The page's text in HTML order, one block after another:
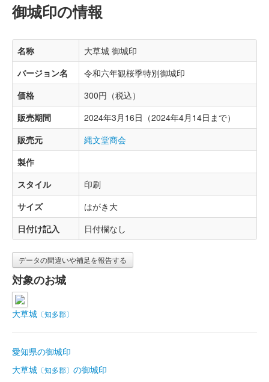
御城印の情報
名称
大草城 御城印
バージョン名
令和六年観桜季特別御城印
価格
300円（税込）
販売期間
2024年3月16日（2024年4月14日まで）
販売元
縄文堂商会
製作
スタイル
印刷
サイズ
はがき大
日付け記入
日付欄なし
データの間違いや補足を報告する
対象のお城
大草城 〔知多郡〕
愛知県の御城印
大草城 〔知多郡〕 の御城印